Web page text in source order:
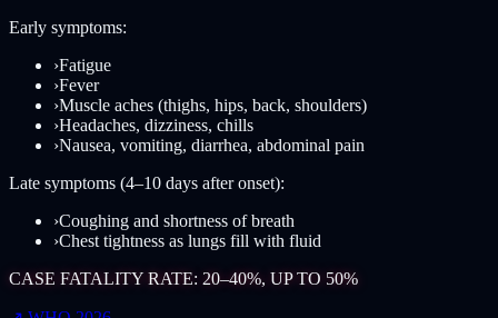
Early symptoms:
›Fatigue
›Fever
›Muscle aches (thighs, hips, back, shoulders)
›Headaches, dizziness, chills
›Nausea, vomiting, diarrhea, abdominal pain
Late symptoms (4–10 days after onset):
›Coughing and shortness of breath
›Chest tightness as lungs fill with fluid
CASE FATALITY RATE: 20–40%, UP TO 50%